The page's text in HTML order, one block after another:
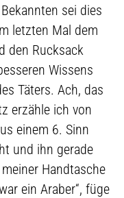
sei dies
letzten Mal dem
den Rucksack
Wissens
Täters. Ach, das
erzähle ich von
einem 6. Sinn
und ihn gerade
Handtasche
ein Araber“, füge